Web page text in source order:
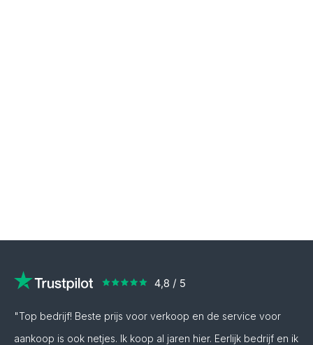
"Top bedrijf! Beste prijs voor verkoop en de service voor
aankoop is ook netjes. Ik koop al jaren hier. Eerlijk bedrijf en ik